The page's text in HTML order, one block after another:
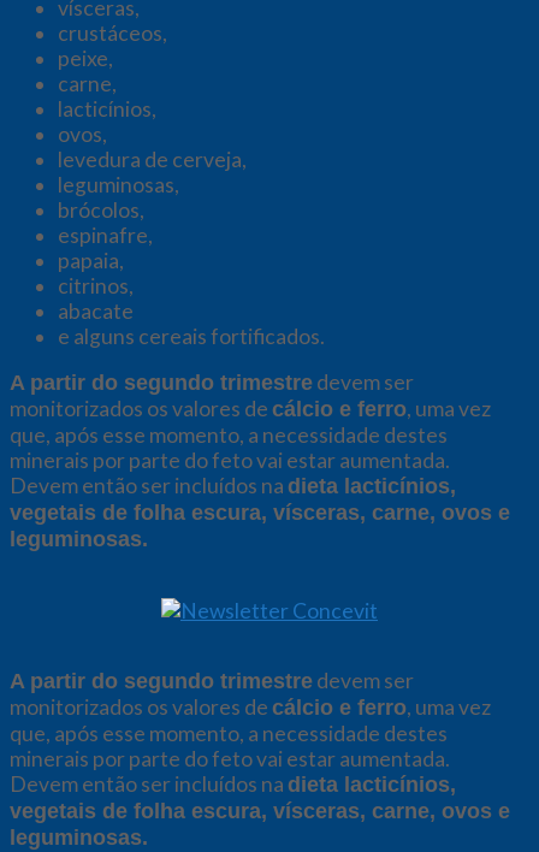
vísceras,
crustáceos,
peixe,
carne,
lacticínios,
ovos,
levedura de cerveja,
leguminosas,
brócolos,
espinafre,
papaia,
citrinos,
abacate
e alguns cereais fortificados.
A partir do segundo trimestre devem ser
monitorizados os valores de cálcio e ferro, uma vez
que, após esse momento, a necessidade destes
minerais por parte do feto vai estar aumentada.
Devem então ser incluídos na dieta lacticínios,
vegetais de folha escura, vísceras, carne, ovos e
leguminosas.
A partir do segundo trimestre devem ser
monitorizados os valores de cálcio e ferro, uma vez
que, após esse momento, a necessidade destes
minerais por parte do feto vai estar aumentada.
Devem então ser incluídos na dieta lacticínios,
vegetais de folha escura, vísceras, carne, ovos e
leguminosas.